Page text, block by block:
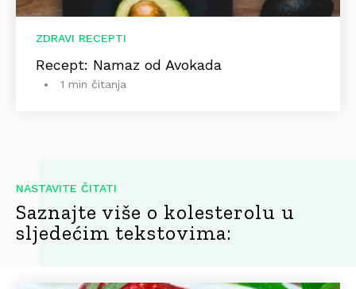
ZDRAVI RECEPTI
Recept: Namaz od Avokada
1 min čitanja
Saznajte više o kolesterolu u
sljedećim tekstovima:
NASTAVITE ČITATI